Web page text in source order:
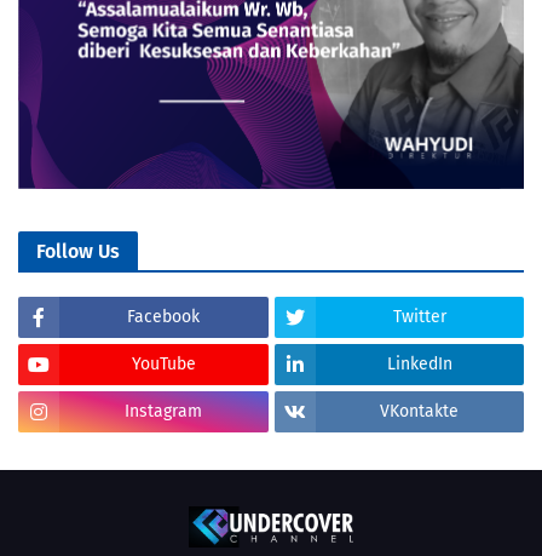
Follow Us
Facebook Twitter
YouTube LinkedIn
Instagram VKontakte